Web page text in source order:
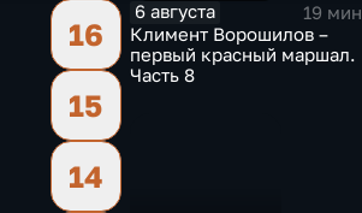
16
15
14
6 августа
19 мин
Климент Ворошилов –
первый красный маршал.
Часть 8